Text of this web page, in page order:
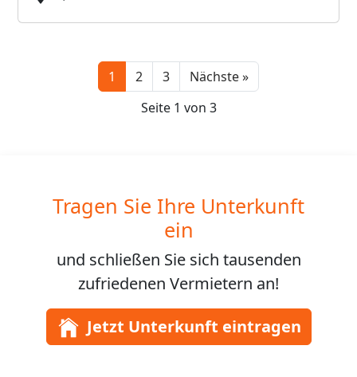
1 2 3 Nächste »Next
Seite 1 von 3
Tragen Sie Ihre Unterkunft
ein
und schließen Sie sich tausenden
zufriedenen Vermietern an!
Jetzt Unterkunft eintragen